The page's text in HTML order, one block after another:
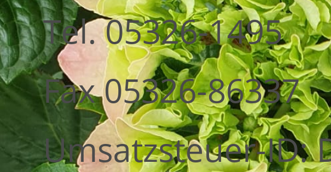
Tel. 05326-1495
Fax 05326-86337
Umsatzsteuer-ID: